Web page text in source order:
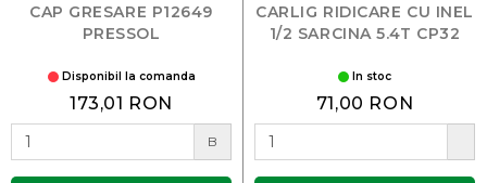
CAP GRESARE P12649
PRESSOL
Disponibil la comanda
173,01 RON
B
CARLIG RIDICARE CU INEL
1/2 SARCINA 5.4T CP32
In stoc
71,00 RON